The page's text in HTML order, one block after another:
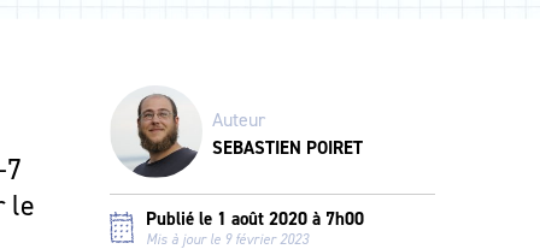
le
Auteur
SEBASTIEN POIRET
Publié le 1 août 2020 à 7h00
Mis à jour le 9 février 2023